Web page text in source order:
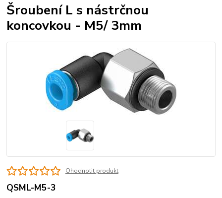
Šroubení L s nástrčnou
koncovkou - M5/ 3mm
Ohodnotit produkt
QSML-M5-3